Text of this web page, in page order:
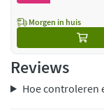
Morgen in huis
Reviews
Hoe controleren